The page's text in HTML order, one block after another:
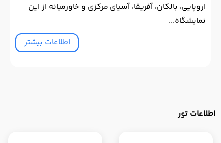
اروپایی، بالکان، آفریقا، آسیای مرکزی و خاورمیانه از این
نمایشگاه...
اطلاعات بیشتر
اطلاعات تور